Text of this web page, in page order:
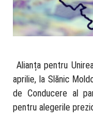
Alianța pentru
aprilie, la Slănic
de Conducere al
pentru alegerile